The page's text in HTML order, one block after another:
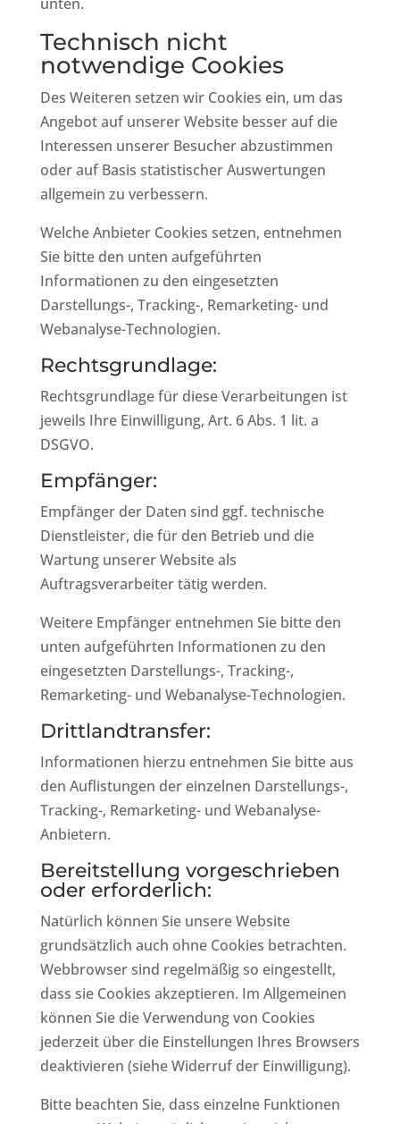
Technisch nicht
notwendige Cookies
Des Weiteren setzen wir Cookies ein, um das
Angebot auf unserer Website besser auf die
Interessen unserer Besucher abzustimmen
oder auf Basis statistischer Auswertungen
allgemein zu verbessern.
Welche Anbieter Cookies setzen, entnehmen
Sie bitte den unten aufgeführten
Informationen zu den eingesetzten
Darstellungs-, Tracking-, Remarketing- und
Webanalyse-Technologien.
Rechtsgrundlage:
Rechtsgrundlage für diese Verarbeitungen ist
jeweils Ihre Einwilligung, Art. 6 Abs. 1 lit. a
DSGVO.
Empfänger:
Empfänger der Daten sind ggf. technische
Dienstleister, die für den Betrieb und die
Wartung unserer Website als
Auftragsverarbeiter tätig werden.
Weitere Empfänger entnehmen Sie bitte den
unten aufgeführten Informationen zu den
eingesetzten Darstellungs-, Tracking-,
Remarketing- und Webanalyse-Technologien.
Drittlandtransfer:
Informationen hierzu entnehmen Sie bitte aus
den Auflistungen der einzelnen Darstellungs-,
Tracking-, Remarketing- und Webanalyse-
Anbietern.
Bereitstellung vorgeschrieben
oder erforderlich:
Natürlich können Sie unsere Website
grundsätzlich auch ohne Cookies betrachten.
Webbrowser sind regelmäßig so eingestellt,
dass sie Cookies akzeptieren. Im Allgemeinen
können Sie die Verwendung von Cookies
jederzeit über die Einstellungen Ihres Browsers
deaktivieren (siehe Widerruf der Einwilligung).
Bitte beachten Sie, dass einzelne Funktionen